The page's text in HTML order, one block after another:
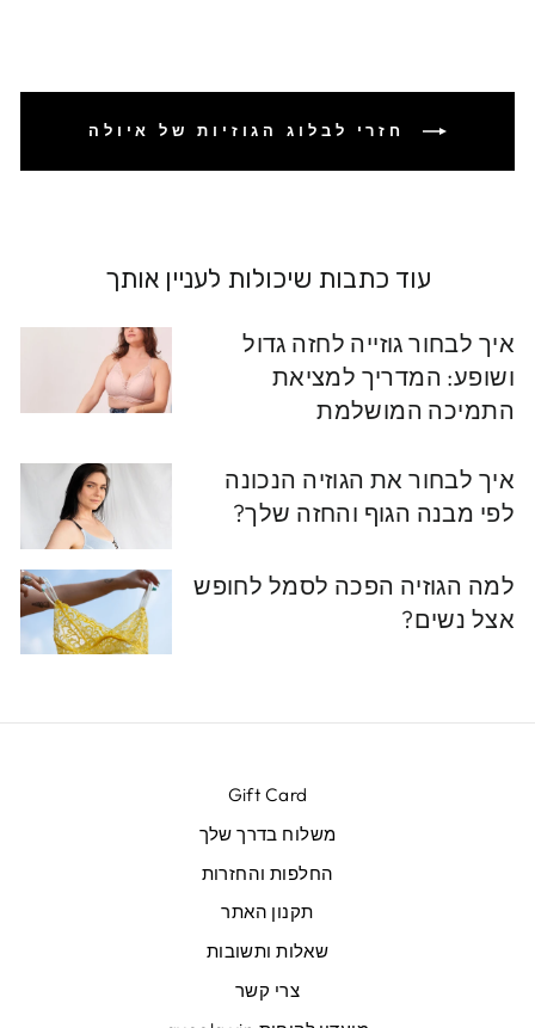
חזרי לבלוג הגוזיות של איולה
עוד כתבות שיכולות לעניין אותך
איך לבחור גוזייה לחזה גדול
ושופע: המדריך למציאת
התמיכה המושלמת
איך לבחור את הגוזיה הנכונה
לפי מבנה הגוף והחזה שלך?
למה הגוזיה הפכה לסמל לחופש
אצל נשים?
Gift Card
משלוח בדרך שלך
החלפות והחזרות
תקנון האתר
שאלות ותשובות
צרי קשר